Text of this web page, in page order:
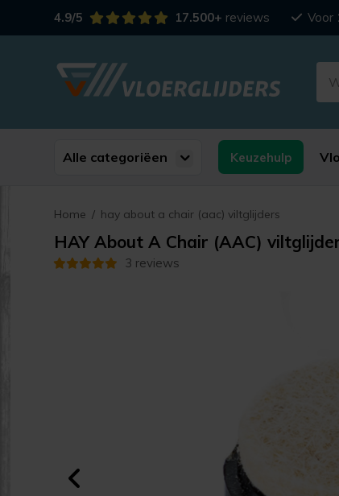
4.9/5 17.500+ reviews Voor
Alle categoriëen Keuzehulp
Home / hay about a chair (aac) viltglijders
HAY About A Chair (AAC)
3 reviews